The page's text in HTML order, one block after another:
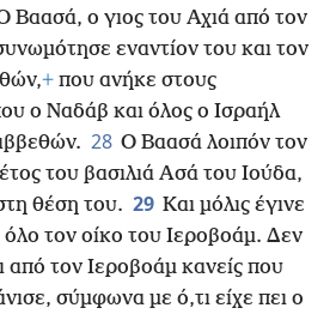
Βαασά, ο γιος του Αχιά από τον
εναντίον του και τον
+ που ανήκε στους
ο Ναδάβ και όλος ο Ισραήλ
28 Ο Βαασά λοιπόν τον
του βασιλιά Ασά του Ιούδα,
θέση του. 29 Και μόλις έγινε
όλο τον οίκο του Ιεροβοάμ. Δεν
από τον Ιεροβοάμ κανείς που
σύμφωνα με ό,τι είχε πει ο